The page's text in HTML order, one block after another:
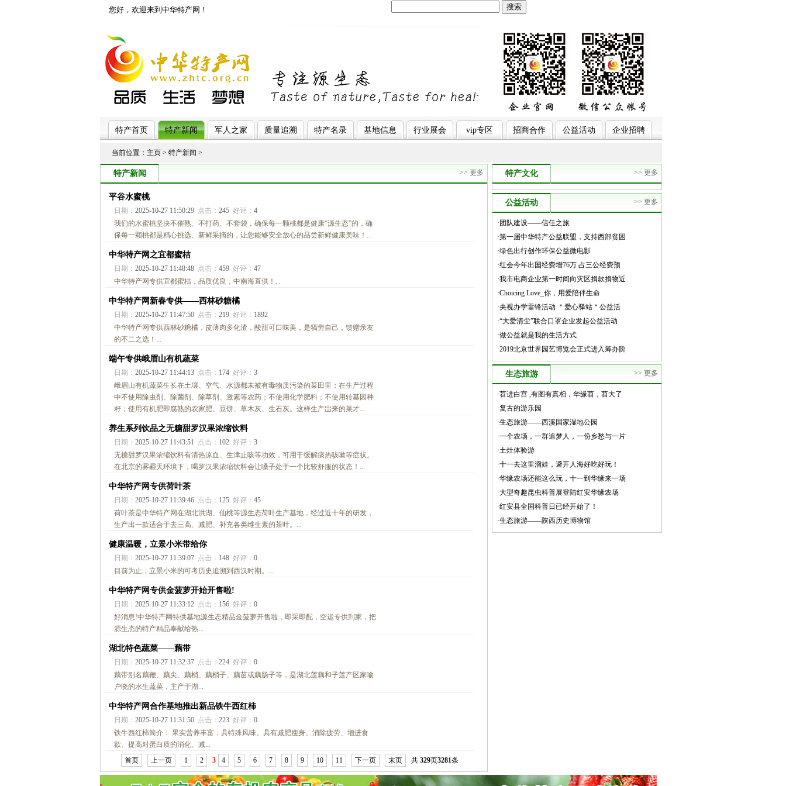
您好，欢迎来到中华特产网！ 搜索
济南网站制作
特产首页
特产新闻 军人之家 质量追溯 特产名录 基地信息 行业展会 vip专区 招商合作 公益活动 企业招聘
当前位置： 主页 > 特产新闻 >
特产新闻 >> 更多
· 平谷水蜜桃
日期： 2025-10-27 11:50:29 点击： 245 好评： 4
我们的水蜜桃坚决不催熟、不打药、不套袋，确保每一颗桃都是健康“源生态”的，确
保每一颗桃都是精心挑选、新鲜采摘的，让您能够安全放心的品尝新鲜健康美味！...
· 中华特产网之宜都蜜桔
日期： 2025-10-27 11:48:48 点击： 459 好评： 47
中华特产网专供宜都蜜桔，品质优良，中南海直供！...
· 中华特产网新春专供——西林砂糖橘
日期： 2025-10-27 11:47:50 点击： 219 好评： 1892
中华特产网专供西林砂糖橘，皮薄肉多化渣，酸甜可口味美，是犒劳自己，馈赠亲友
的不二之选！...
· 端午专供峨眉山有机蔬菜
日期： 2025-10-27 11:44:13 点击： 174 好评： 3
峨眉山有机蔬菜生长在土壤、空气、水源都未被有毒物质污染的菜田里；在生产过程
中不使用除虫剂、除菌剂、除草剂、激素等农药；不使用化学肥料；不使用转基因种
籽；使用有机肥即腐熟的农家肥、豆饼、草木灰、生石灰。这样生产岀来的菜才...
· 养生系列饮品之无糖甜罗汉果浓缩饮料
日期： 2025-10-27 11:43:51 点击： 102 好评： 3
无糖甜罗汉果浓缩饮料有清热凉血、生津止咳等功效，可用于缓解痰热咳嗽等症状。
在北京的雾霾天环境下，喝罗汉果浓缩饮料会让嗓子处于一个比较舒服的状态！...
· 中华特产网专供荷叶茶
日期： 2025-10-27 11:39:46 点击： 125 好评： 45
荷叶茶是中华特产网在湖北洪湖、仙桃等源生态荷叶生产基地，经过近十年的研发，
生产出一款适合于去三高、减肥、补充各类维生素的茶叶。...
· 健康温暖，立景小米带给你
日期： 2025-10-27 11:39:07 点击： 148 好评： 0
目前为止，立景小米的可考历史追溯到西汉时期。...
· 中华特产网专供金菠萝开始开售啦!
日期： 2025-10-27 11:33:12 点击： 156 好评： 0
好消息!中华特产网特供基地源生态精品金菠萝开售啦，即采即配，空运专供到家，把
源生态的特产精品奉献给热...
· 湖北特色蔬菜——藕带
日期： 2025-10-27 11:32:37 点击： 224 好评： 0
藕带别名藕鞭、藕尖、藕梢、藕梢子、藕苗或藕肠子等，是湖北莲藕和子莲产区家喻
户晓的水生蔬菜，主产于湖...
· 中华特产网合作基地推出新品铁牛西红柿
日期： 2025-10-27 11:31:50 点击： 223 好评： 0
铁牛西红柿简介： 果实营养丰富，具特殊风味。具有减肥瘦身、消除疲劳、增进食
欲、提高对蛋白质的消化、减...
首页
上一页 1 2 3 4 5 6 7 8 9 10 11 下一页 末页 共 329页3281条
特产文化 >> 更多
公益活动 >> 更多
·团队建设——信任之旅
·第一届中华特产公益联盟，支持西部贫困
·绿色出行创作环保公益微电影
·红会今年出国经费增76万 占三公经费预
·我市电商企业第一时间向灾区捐款捐物近
·Choicing Love_你，用爱陪伴生命
·央视办学雷锋活动 ＂爱心驿站＂公益活
·“大爱清尘”联合口罩企业发起公益活动
·做公益就是我的生活方式
·2019北京世界园艺博览会正式进入筹办阶
生态旅游 >> 更多
·苕进白宫 ,有图有真相，华缘苕，苕大了
·复古的游乐园
·生态旅游——西溪国家湿地公园
·一个农场，一群追梦人，一份乡愁与一片
·土灶体验游
·十一去这里溜娃，避开人海好吃好玩！
·华缘农场还能这么玩，十一到华缘来一场
·大型奇趣昆虫科普展登陆红安华缘农场
·红安县全国科普日已经开始了！
·生态旅游——陕西历史博物馆